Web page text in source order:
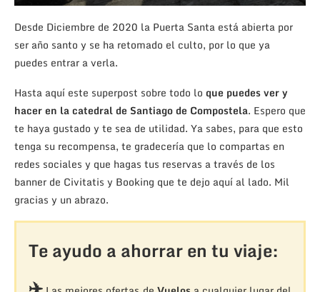
Desde Diciembre de 2020 la Puerta Santa está abierta por
ser año santo y se ha retomado el culto, por lo que ya
puedes entrar a verla.
Hasta aquí este superpost sobre todo lo que puedes ver y
hacer en la catedral de Santiago de Compostela. Espero que
te haya gustado y te sea de utilidad. Ya sabes, para que esto
tenga su recompensa, te gradecería que lo compartas en
redes sociales y que hagas tus reservas a través de los
banner de Civitatis y Booking que te dejo aquí al lado. Mil
gracias y un abrazo.
Te ayudo a ahorrar en tu viaje: